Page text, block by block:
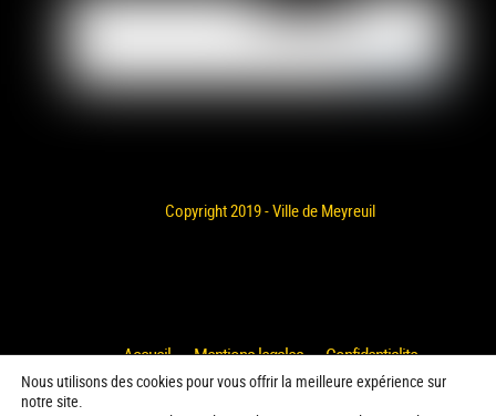
Copyright 2019 - Ville de Meyreuil
Accueil Mentions legales
Confidentialite
Politique de cookies
Nous utilisons des cookies pour vous offrir la meilleure expérience sur
notre site.